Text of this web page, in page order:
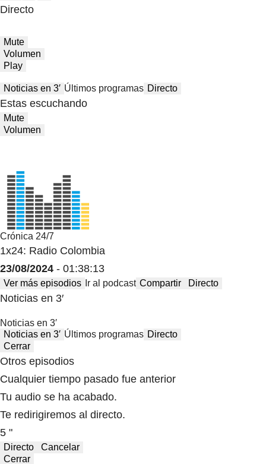
Directo
Mute
Volumen
Play
Noticias en 3′ Últimos programas Directo
Estas escuchando
Mute
Volumen
Crónica 24/7
1x24: Radio Colombia
23/08/2024 - 01:38:13
Ver más episodios Ir al podcast Compartir Directo
Noticias en 3′
Noticias en 3′
Noticias en 3′ Últimos programas Directo
Cerrar
Otros episodios
Cualquier tiempo pasado fue anterior
Tu audio se ha acabado.
Te redirigiremos al directo.
5 "
Directo
Cancelar
Cerrar